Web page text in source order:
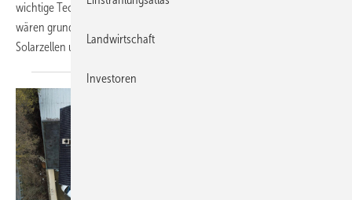
wichtige Technologien entlang der Wertschöpfungskette ab. Sie
wären grundsätzlich in der Lage, neue Produktionsstätten für
Solarzellen und Module aufzubauen, belegt eine aktuelle
Landwirtschaft
Investoren